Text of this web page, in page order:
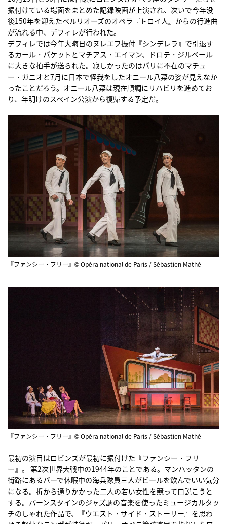
振付けている場面をまとめた記録映画が上演され、次いで今年没
後150年を迎えたベルリオーズのオペラ『トロイ人』からの行進曲
が流れる中、デフィレが行われた。
デフィレでは今年大晦日のヌレエフ振付『シンデレラ』で引退す
るカール・パケットとマチアス・エイマン、ドロテ・ジルベール
に大きな拍手が送られた。寂しかったのはパリに不在のマチュ
ー・ガニオと7月に日本で怪我をしたオニール八菜の姿が見えなか
ったことだろう。オニール八菜は現在順調にリハビリを進めてお
り、年明けのスペイン公演から復帰する予定だ。
『ファンシー・フリー』© Opéra national de Paris / Sébastien Mathé
『ファンシー・フリー』© Opéra national de Paris / Sébastien Mathé
最初の演目はロビンズが最初に振付けた『ファンシー・フリ
ー』。 第2次世界大戦中の1944年のことである。マンハッタンの
街路にあるバーで休暇中の海兵隊員三人がビールを飲んでいい気分
になる。折から通りかかった二人の若い女性を競って口説こうと
する。バーンスタインのジャズ調の音楽を使ったミュージカルタッ
チのしゃれた作品で、『ウエスト・サイド・ストーリー』を思わ